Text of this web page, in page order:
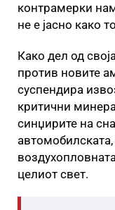
контрамерки
не е јасно како
Како дел од
против новите
суспендира
критични
синџирите на
целиот свет.